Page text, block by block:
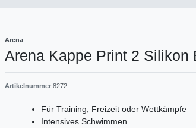
Arena
Arena Kappe Print 2 Silikon
Artikelnummer 8272
Für Training, Freizeit oder Wettkämpfe
Intensives Schwimmen